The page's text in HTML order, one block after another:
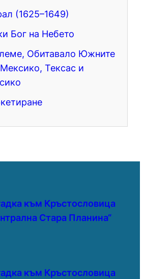
(1625–1649)
Бог на Небето
Обитавало Южните
Тексас и
към Кръстословица
Стара Планина“
към Кръстословица